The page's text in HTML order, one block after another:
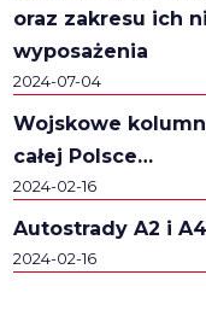
oraz zakresu ich
wyposażenia
2024-07-04
Wojskowe
całej Polsce…
2024-02-16
Autostrady A2 i
2024-02-16